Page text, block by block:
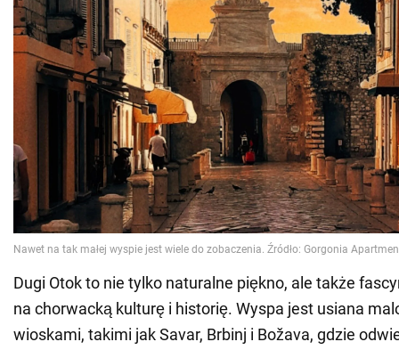
Dugi Otok to nie tylko naturalne piękno, ale także
na chorwacką kulturę i historię. Wyspa jest usiana
wioskami, takimi jak Savar, Brbinj i Božava, gdzie